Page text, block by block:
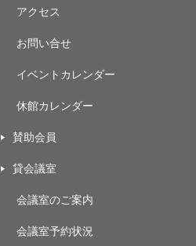
アクセス
お問い合せ
イベントカレンダー
休館カレンダー
賛助会員
貸会議室
会議室のご案内
会議室予約状況